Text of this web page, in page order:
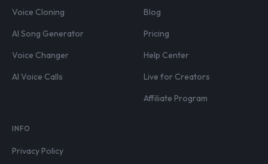
Voice Cloning
AI Song Generator
Voice Changer
AI Voice Calls
Blog
Pricing
Help Center
Live for Creators
Affiliate Program
INFO
Privacy Policy